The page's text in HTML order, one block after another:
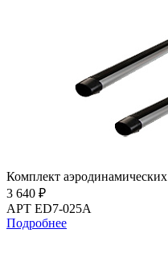
Комплект
3 640 ₽
АРТ ED7-025A
Подробнее